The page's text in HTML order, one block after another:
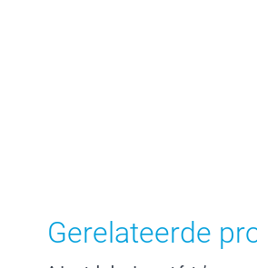
Gerelateerde